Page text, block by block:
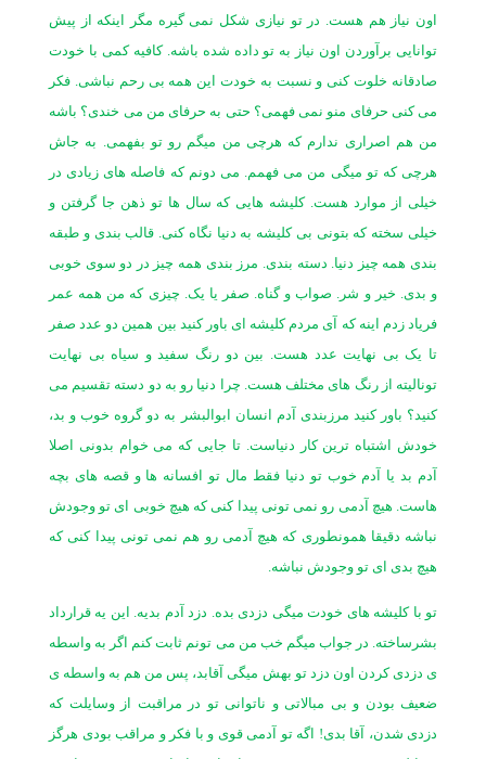
اون نیاز هم هست. در تو نیازی شکل نمی گیره مگر اینکه از پیش
توانایی برآوردن اون نیاز به تو داده شده باشه. کافیه کمی با خودت
صادقانه خلوت کنی و نسبت به خودت این همه بی رحم نباشی. فکر
می کنی حرفای منو نمی فهمی؟ حتی به حرفای من می خندی؟ باشه
من هم اصراری ندارم که هرچی من میگم رو تو بفهمی. به جاش
هرچی که تو میگی من می فهمم. می دونم که فاصله های زیادی در
خیلی از موارد هست. کلیشه هایی که سال ها تو ذهن جا گرفتن و
خیلی سخته که بتونی بی کلیشه به دنیا نگاه کنی. قالب بندی و طبقه
بندی همه چیز دنیا. دسته بندی. مرز بندی همه چیز در دو سوی خوبی
و بدی. خیر و شر. صواب و گناه. صفر یا یک. چیزی که من همه عمر
فریاد زدم اینه که آی مردم کلیشه ای باور کنید بین همین دو عدد صفر
تا یک بی نهایت عدد هست. بین دو رنگ سفید و سیاه بی نهایت
تونالیته از رنگ های مختلف هست. چرا دنیا رو به دو دسته تقسیم می
کنید؟ باور کنید مرزبندی آدم انسان ابوالبشر به دو گروه خوب و بد،
خودش اشتباه ترین کار دنیاست. تا جایی که می خوام بدونی اصلا
آدم بد یا آدم خوب تو دنیا فقط مال تو افسانه ها و قصه های بچه
هاست. هیچ آدمی رو نمی تونی پیدا کنی که هیچ خوبی ای تو وجودش
نباشه دقیقا همونطوری که هیچ آدمی رو هم نمی تونی پیدا کنی که
هیچ بدی ای تو وجودش نباشه.
تو با کلیشه های خودت میگی دزدی بده. دزد آدم بدیه. این یه قرارداد
بشرساخته. در جواب میگم خب من می تونم ثابت کنم اگر به واسطه
ی دزدی کردن اون دزد تو بهش میگی آقابد، پس من هم به واسطه ی
ضعیف بودن و بی مبالاتی و ناتوانی تو در مراقبت از وسایلت که
دزدی شدن، آقا بدی! اگه تو آدمی قوی و با فکر و مراقب بودی هرگز